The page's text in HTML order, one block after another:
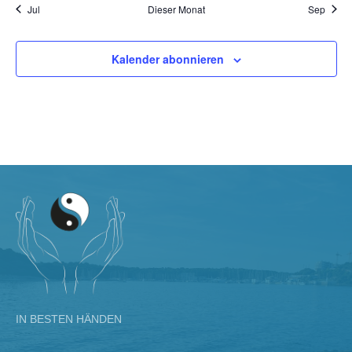
Jul Dieser Monat Sep
Kalender abonnieren
IN BESTEN HÄNDEN